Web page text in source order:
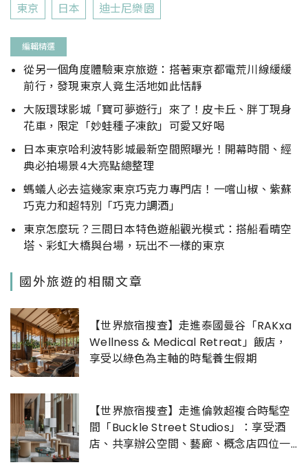
東京
日本 迪士尼樂園
編輯精選
從另一個角度體驗東京旅遊：搭著東京都電荒川線緩緩
前行，發現東京人竟生活地如此恬靜
大阪環球影城「寶可夢遊行」來了！皮卡丘、胖丁現身
花車，限定「妙蛙種子凍飲」可愛又好喝
日本東京哈利波特影城最新空間照曝光！開幕時間、經
典必拍場景4大亮點總整理
螞蟻人必去這幾家東京巧克力專門店！一嚐山椒、紫蘇
巧克力和超特別「巧克力調酒」
東京怎麼玩？三間日本特色遊船觀光模式：搭船看晴空
塔、彩虹大橋與台場，玩出不一樣的東京
國外旅遊的相關文章
【世界旅宿搜查】走進泰國曼谷「RAKxa
Wellness & Medical Retreat」飯店，
享受以綠色為主軸的時髦養生假期
【世界旅宿搜查】走進倫敦超複合時髦空
間「Buckle Street Studios」：享受酒
店、共享辦公空間、藝廊、概念店四位一